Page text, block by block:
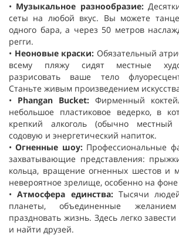
• Музыкальное разнообразие:
сеты на любой вкус. Вы можете
одного бара, а через 50 метров
регги.
• Неоновые краски: Обязательный
всему пляжу сидят местные
разрисовать ваше тело
Станьте живым произведением
• Phangan Bucket: Фирменный
небольшое пластиковое ведерко, в
крепкий алкоголь (обычно
содовую и энергетический напиток.
•Огненные шоу:Профессиональные
захватывающие представления:
кольца, вращение огненных шестов и
невероятное зрелище, особенно на
•Атмосфера единства:Тысячи людей
планеты, объединенные
праздновать жизнь. Здесь легко
и найти друзей.